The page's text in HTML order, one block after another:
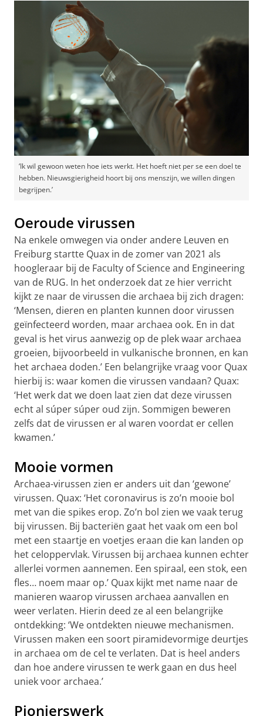
‘Ik wil gewoon weten hoe iets werkt. Het hoeft niet per se een doel te
hebben. Nieuwsgierigheid hoort bij ons menszijn, we willen dingen
begrijpen.’
Oeroude virussen
Na enkele omwegen via onder andere Leuven en
Freiburg startte Quax in de zomer van 2021 als
hoogleraar bij de Faculty of Science and Engineering
van de RUG. In het onderzoek dat ze hier verricht
kijkt ze naar de virussen die archaea bij zich dragen:
‘Mensen, dieren en planten kunnen door virussen
geïnfecteerd worden, maar archaea ook. En in dat
geval is het virus aanwezig op de plek waar archaea
groeien, bijvoorbeeld in vulkanische bronnen, en kan
het archaea doden.’ Een belangrijke vraag voor Quax
hierbij is: waar komen die virussen vandaan? Quax:
‘Het werk dat we doen laat zien dat deze virussen
echt al súper súper oud zijn. Sommigen beweren
zelfs dat de virussen er al waren voordat er cellen
kwamen.’
Mooie vormen
Archaea-virussen zien er anders uit dan ‘gewone’
virussen. Quax: ‘Het coronavirus is zo’n mooie bol
met van die spikes erop. Zo’n bol zien we vaak terug
bij virussen. Bij bacteriën gaat het vaak om een bol
met een staartje en voetjes eraan die kan landen op
het celoppervlak. Virussen bij archaea kunnen echter
allerlei vormen aannemen. Een spiraal, een stok, een
fles… noem maar op.’ Quax kijkt met name naar de
manieren waarop virussen archaea aanvallen en
weer verlaten. Hierin deed ze al een belangrijke
ontdekking: ‘We ontdekten nieuwe mechanismen.
Virussen maken een soort piramidevormige deurtjes
in archaea om de cel te verlaten. Dat is heel anders
dan hoe andere virussen te werk gaan en dus heel
uniek voor archaea.’
Pionierswerk